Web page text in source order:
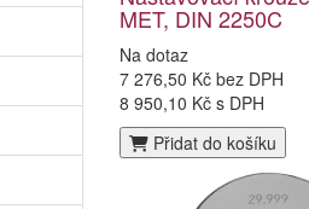
MET, DIN 2250C
Na dotaz
7 276,50 Kč bez DPH
8 950,10 Kč s DPH
Přidat do košíku